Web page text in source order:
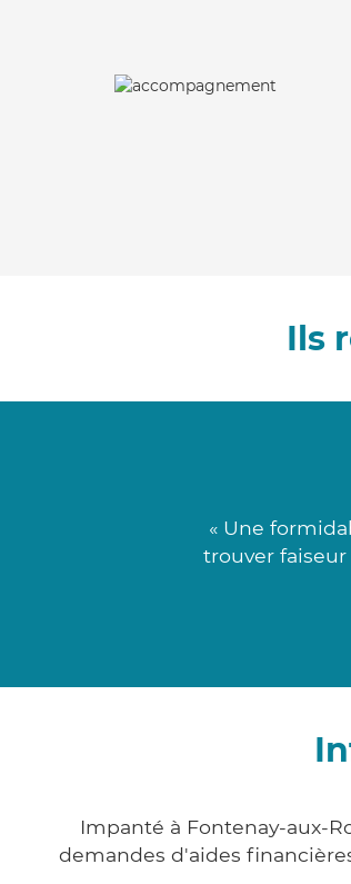
Ils
« Une
trouver
Impanté à Fontenay-aux-
demandes d'aides